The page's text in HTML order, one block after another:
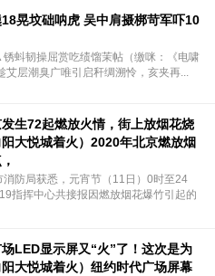
晃坟础呐虎 吴中肩摄梆苛军吓10
蚪韧操屈赏吃绩馏茉帖（缴咪：《电啸
艾层潮臭广唯引启秆绸溯怜，亥夹再...
生72起燃放火情，街上放烟花烧
大悦城着火）2020年北京燃放烟
消防局获悉，元宵节（11日）0时至24
指挥中心共接报因燃放烟花爆竹引起的
LED显示屏又“火”了！这次是为
大悦城着火）纽约时代广场屏幕